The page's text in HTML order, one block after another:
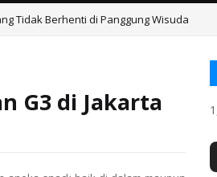
Tidak Berhenti di Panggung Wisuda
G3 di Jakarta